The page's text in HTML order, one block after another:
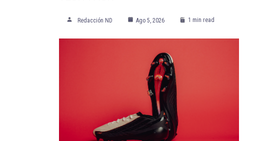
Redacción ND Ago 5, 2026 1 min read